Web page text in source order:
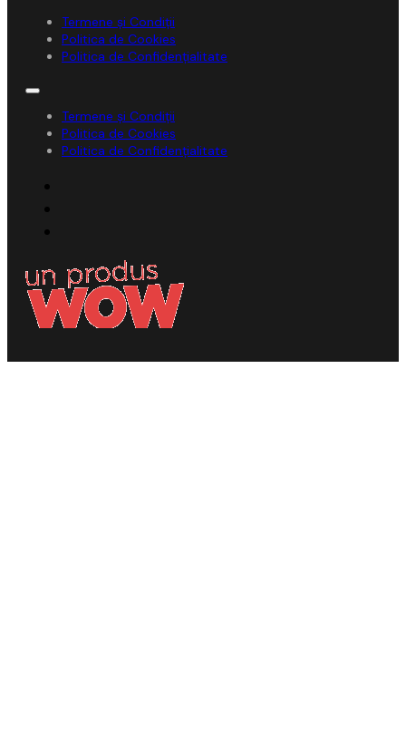
Termene și Condiții
Politica de Cookies
Politica de Confidențialitate
Termene și Condiții
Politica de Cookies
Politica de Confidențialitate